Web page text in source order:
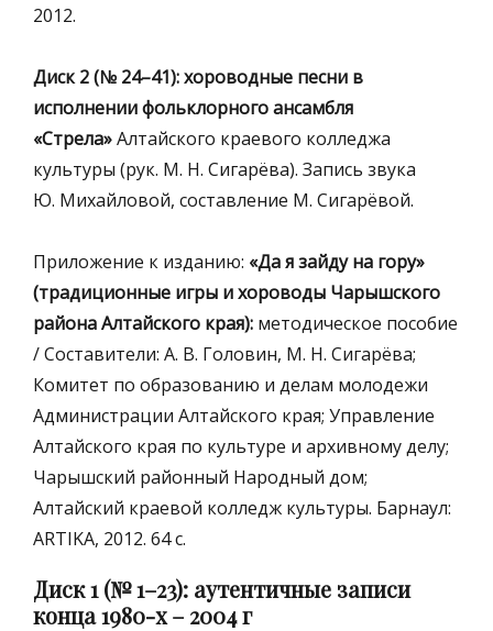
2012.
Диск 2 (№ 24–41): хороводные песни в
исполнении фольклорного ансамбля
«Стрела»Алтайского краевого колледжа
культуры (рук. М. Н. Сигарёва). Запись звука
Ю. Михайловой, составление М. Сигарёвой.
Приложение к изданию: «Да я зайду на гору»
(традиционные игры и хороводы Чарышского
района Алтайского края): методическое пособие
/ Составители: А. В. Головин, М. Н. Сигарёва;
Комитет по образованию и делам молодежи
Администрации Алтайского края; Управление
Алтайского края по культуре и архивному делу;
Чарышский районный Народный дом;
Алтайский краевой колледж культуры. Барнаул:
ARTIKA, 2012. 64 с.
Диск 1(№ 1–23): аутентичные записи
конца 1980-х – 2004 г